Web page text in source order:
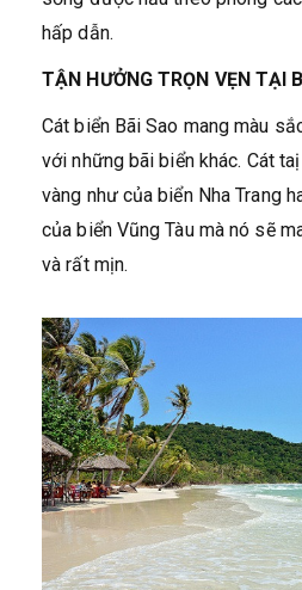
hấp dẫn.
TẬN HƯỞNG TRỌN VẸN TẠI
Cát biển Bãi Sao mang màu
với những bãi biển khác. Cát
vàng như của biển Nha Trang
của biển Vũng Tàu mà nó sẽ
và rất mịn.